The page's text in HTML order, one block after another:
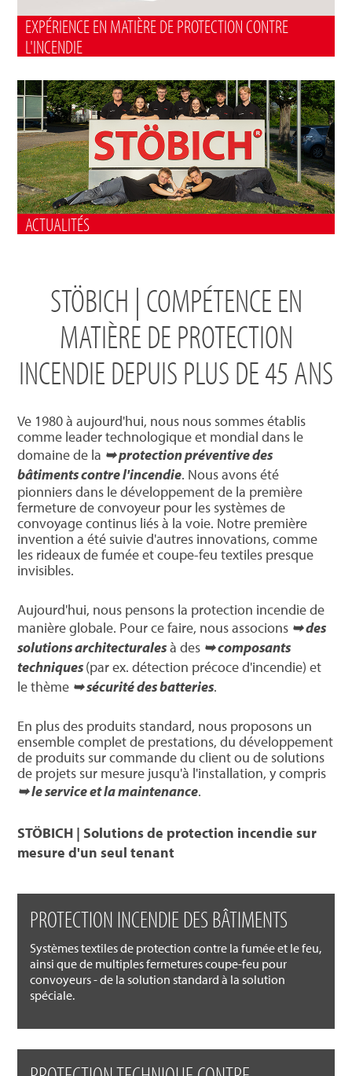
EXPÉRIENCE EN MATIÈRE DE PROTECTION CONTRE
L'INCENDIE
ACTUALITÉS
STÖBICH | COMPÉTENCE EN
MATIÈRE DE PROTECTION
INCENDIE DEPUIS PLUS DE 45 ANS
Ve 1980 à aujourd'hui, nous nous sommes établis
comme leader technologique et mondial dans le
domaine de la ➥ protection préventive des
bâtiments contre l'incendie. Nous avons été
pionniers dans le développement de la première
fermeture de convoyeur pour les systèmes de
convoyage continus liés à la voie. Notre première
invention a été suivie d'autres innovations, comme
les rideaux de fumée et coupe-feu textiles presque
invisibles.
Aujourd'hui, nous pensons la protection incendie de
manière globale. Pour ce faire, nous associons ➥ des
solutions architecturalesà des ➥ composants
techniques(par ex. détection précoce d'incendie) et
le thème ➥ sécurité des batteries.
En plus des produits standard, nous proposons un
ensemble complet de prestations, du développement
de produits sur commande du client ou de solutions
de projets sur mesure jusqu'à l'installation, y compris
➥ le service et la maintenance.
STÖBICH | Solutions de protection incendie sur
mesure d'un seul tenant
PROTECTION INCENDIE DES BÂTIMENTS
Systèmes textiles de protection contre la fumée et le feu,
ainsi que de multiples fermetures coupe-feu pour
convoyeurs - de la solution standard à la solution
spéciale.